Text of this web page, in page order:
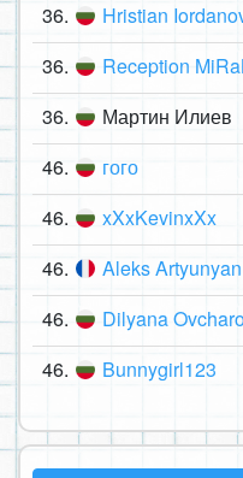
36. Hristian
36. Reception
36. Мартин Илиев
46. гого
46. xXxKevinxXx
46. Aleks Artyunyan
46. Dilyana
46. Bunnygirl123